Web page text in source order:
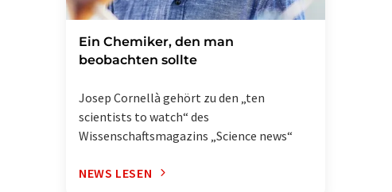
Ein Chemiker, den man
beobachten sollte
Josep Cornellà gehört zu den „ten
scientists to watch“ des
Wissenschaftsmagazins „Science news“
NEWS LESEN